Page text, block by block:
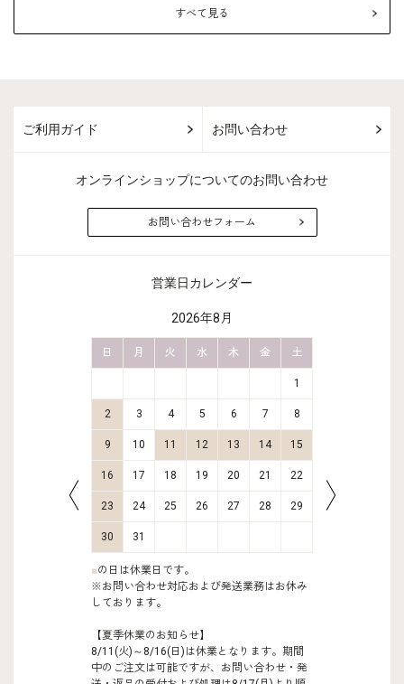
すべて見る
ご利用ガイド お問い合わせ
オンラインショップについてのお問い合わせ
お問い合わせフォーム
営業日カレンダー
2026年8月
日 月 火 水 木 金 土
1
2 3 4 5 6 7 8
9 10 11 12 13 14 15
16 17 18 19 20 21 22
23 24 25 26 27 28 29
30 31
■の日は休業日です。
※お問い合わせ対応および発送業務はお休み
しております。
【夏季休業のお知らせ】
8/11(火)～8/16(日)は休業となります。期間
中のご注文は可能ですが、お問い合わせ・発